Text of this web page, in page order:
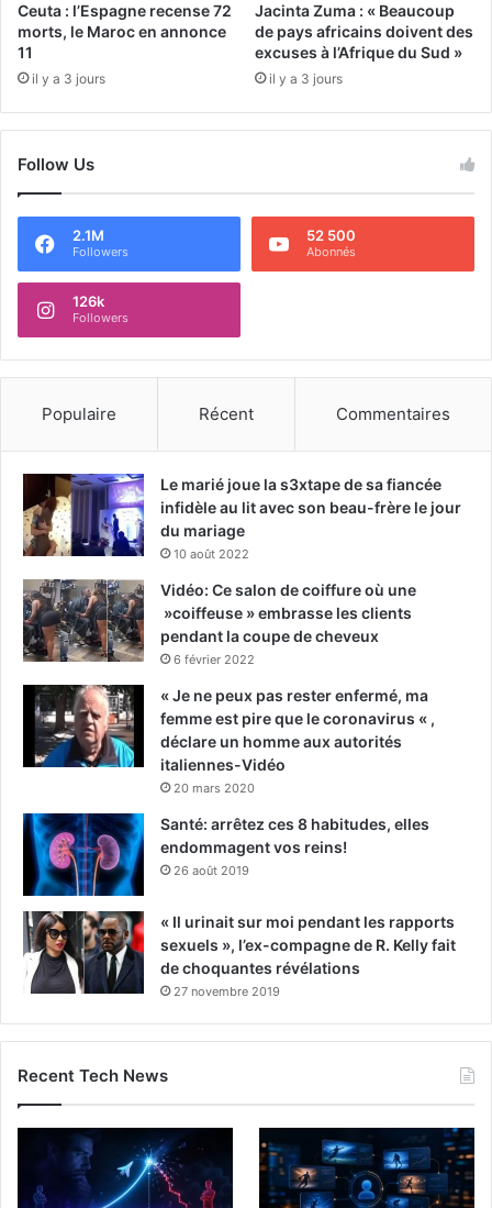
Ceuta : l’Espagne recense 72
morts, le Maroc en annonce
11
il y a 3 jours
Jacinta Zuma : « Beaucoup
de pays africains doivent des
excuses à l’Afrique du Sud »
il y a 3 jours
Follow Us
2.1M
Followers
52 500
Abonnés
126k
Followers
Populaire Récent Commentaires
Le marié joue la s3xtape de sa fiancée
infidèle au lit avec son beau-frère le jour
du mariage
10 août 2022
Vidéo: Ce salon de coiffure où une
»coiffeuse » embrasse les clients
pendant la coupe de cheveux
6 février 2022
« Je ne peux pas rester enfermé, ma
femme est pire que le coronavirus « ,
déclare un homme aux autorités
italiennes-Vidéo
20 mars 2020
Santé: arrêtez ces 8 habitudes, elles
endommagent vos reins!
26 août 2019
« Il urinait sur moi pendant les rapports
sexuels », l’ex-compagne de R. Kelly fait
de choquantes révélations
27 novembre 2019
Recent Tech News